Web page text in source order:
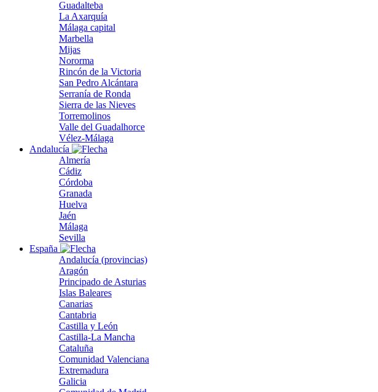
Guadalteba
La Axarquía
Málaga capital
Marbella
Mijas
Nororma
Rincón de la Victoria
San Pedro Alcántara
Serranía de Ronda
Sierra de las Nieves
Torremolinos
Valle del Guadalhorce
Vélez-Málaga
Andalucía
Almería
Cádiz
Córdoba
Granada
Huelva
Jaén
Málaga
Sevilla
España
Andalucía (provincias)
Aragón
Principado de Asturias
Islas Baleares
Canarias
Cantabria
Castilla y León
Castilla-La Mancha
Cataluña
Comunidad Valenciana
Extremadura
Galicia